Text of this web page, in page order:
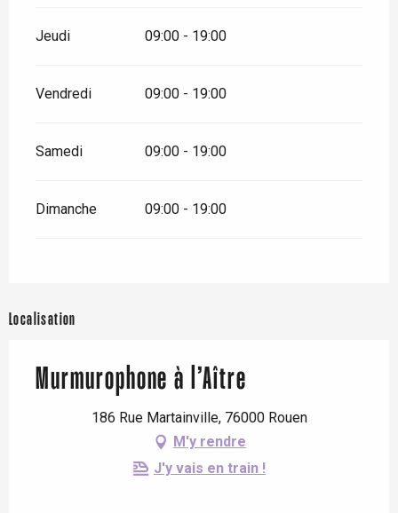
Jeudi 09:00 - 19:00
Vendredi 09:00 - 19:00
Samedi 09:00 - 19:00
Dimanche 09:00 - 19:00
Localisation
Murmurophone à l’Aître
186 Rue Martainville, 76000 Rouen
M'y rendre
J'y vais en train !